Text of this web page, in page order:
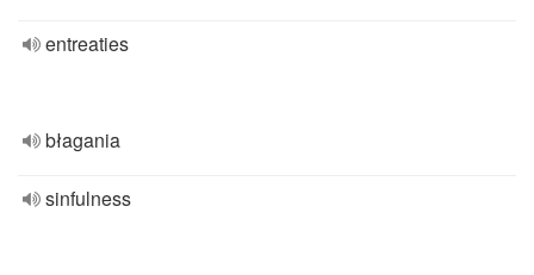
entreaties
błagania
sinfulness